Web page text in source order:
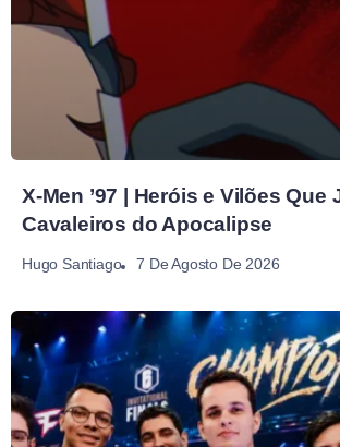
X-Men ’97 | Heróis e Vilões Que
Cavaleiros do Apocalipse
Hugo Santiago 7 De Agosto De 2026